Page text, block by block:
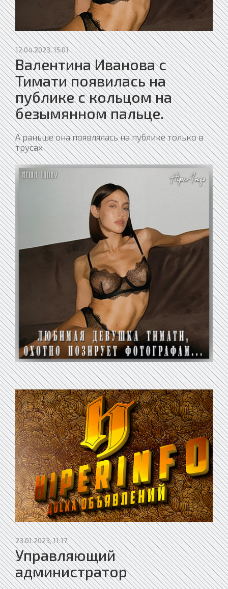
12.04.2023, 15:01
Валентина Иванова с
Тимати появилась на
публике с кольцом на
безымянном пальце.
А раньше она появлялась на публике только в
трусах
23.01.2023, 11:17
Управляющий
администратор